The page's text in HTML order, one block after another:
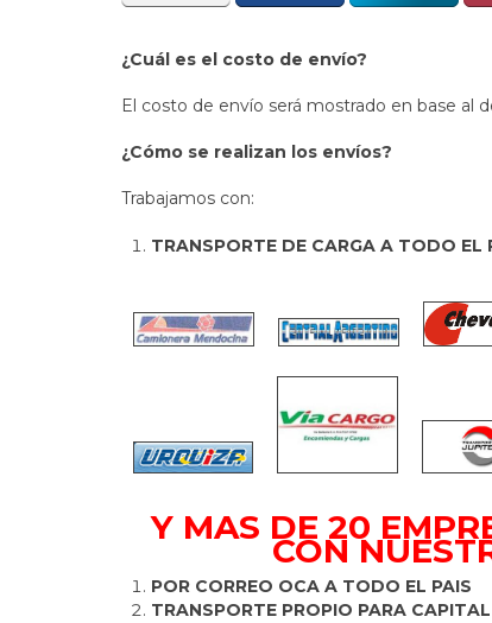
¿Cuál es el costo de envío?
El costo de envío será mostrado en base al
¿Cómo se realizan los envíos?
Trabajamos con:
TRANSPORTE DE CARGA A TODO EL
Y MAS DE 20
CON
POR CORREO OCA A TODO EL PAIS
TRANSPORTE PROPIO PARA